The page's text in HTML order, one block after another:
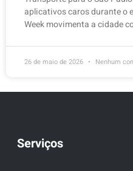
aplicativos caros durante o
Week movimenta a cidade
26 de maio de 2026 Nenhum
Serviços